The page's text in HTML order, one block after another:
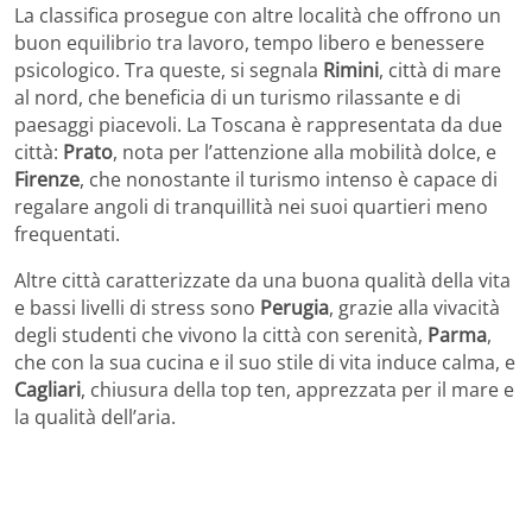
La classifica prosegue con altre località che offrono un
buon equilibrio tra lavoro, tempo libero e benessere
psicologico. Tra queste, si segnala Rimini, città di mare
al nord, che beneficia di un turismo rilassante e di
paesaggi piacevoli. La Toscana è rappresentata da due
città: Prato, nota per l’attenzione alla mobilità dolce, e
Firenze, che nonostante il turismo intenso è capace di
regalare angoli di tranquillità nei suoi quartieri meno
frequentati.
Altre città caratterizzate da una buona qualità della vita
e bassi livelli di stress sono Perugia, grazie alla vivacità
degli studenti che vivono la città con serenità, Parma,
che con la sua cucina e il suo stile di vita induce calma, e
Cagliari, chiusura della top ten, apprezzata per il mare e
la qualità dell’aria.